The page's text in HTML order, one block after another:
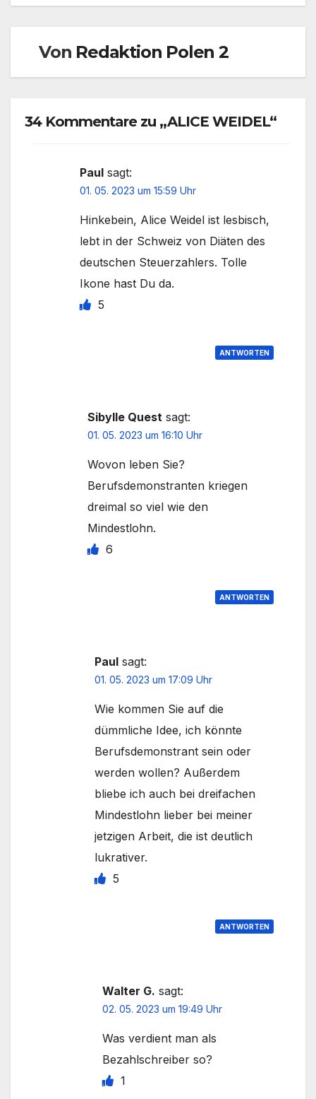
Von Redaktion Polen 2
34 Kommentare zu „ALICE WEIDEL“
Paul sagt:
01. 05. 2023 um 15:59 Uhr
Hinkebein, Alice Weidel ist lesbisch,
lebt in der Schweiz von Diäten des
deutschen Steuerzahlers. Tolle
Ikone hast Du da.
5
ANTWORTEN
Sibylle Quest sagt:
01. 05. 2023 um 16:10 Uhr
Wovon leben Sie?
Berufsdemonstranten kriegen
dreimal so viel wie den
Mindestlohn.
6
ANTWORTEN
Paul sagt:
01. 05. 2023 um 17:09 Uhr
Wie kommen Sie auf die
dümmliche Idee, ich könnte
Berufsdemonstrant sein oder
werden wollen? Außerdem
bliebe ich auch bei dreifachen
Mindestlohn lieber bei meiner
jetzigen Arbeit, die ist deutlich
lukrativer.
5
ANTWORTEN
Walter G. sagt:
02. 05. 2023 um 19:49 Uhr
Was verdient man als
Bezahlschreiber so?
1